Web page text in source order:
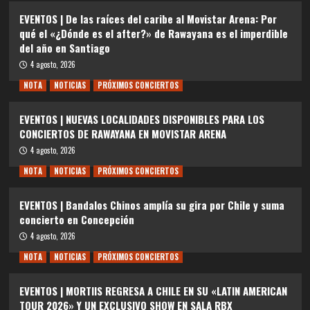
EVENTOS | De las raíces del caribe al Movistar Arena: Por
qué el «¿Dónde es el after?» de Rawayana es el imperdible
del año en Santiago
4 agosto, 2026
NOTA
NOTICIAS PRÓXIMOS CONCIERTOS
EVENTOS | NUEVAS LOCALIDADES DISPONIBLES PARA LOS
CONCIERTOS DE RAWAYANA EN MOVISTAR ARENA
4 agosto, 2026
NOTA
NOTICIAS PRÓXIMOS CONCIERTOS
EVENTOS | Bandalos Chinos amplía su gira por Chile y suma
concierto en Concepción
4 agosto, 2026
NOTA
NOTICIAS PRÓXIMOS CONCIERTOS
EVENTOS | MORTIIS REGRESA A CHILE EN SU «LATIN AMERICAN
TOUR 2026» Y UN EXCLUSIVO SHOW EN SALA RBX